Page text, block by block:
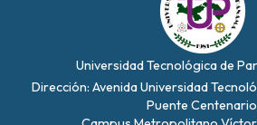
Universidad Tecnológica de
Dirección: Avenida Universidad
Puente